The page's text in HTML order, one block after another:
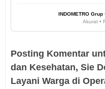
INDOMETRO Grup
Akurat •
Posting Komentar
dan Kesehatan, Sie
Layani Warga di